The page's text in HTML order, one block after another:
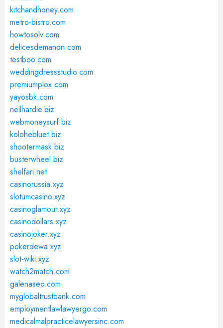
kitchandhoney.com
metro-bistro.com
howtosolv.com
delicesdemanon.com
testboo.com
weddingdressstudio.com
premiumplox.com
yayosbk.com
neilhardie.biz
webmoneysurf.biz
kolohebluet.biz
shootermask.biz
busterwheel.biz
shelfari.net
casinorussia.xyz
slotumcasino.xyz
casinoglamour.xyz
casinodollars.xyz
casinojoker.xyz
pokerdewa.xyz
slot-wiki.xyz
watch2match.com
galenaseo.com
myglobaltrustbank.com
employmentlawlawyergo.com
medicalmalpracticelawyersinc.com